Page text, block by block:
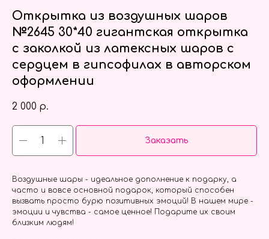
Открытка из воздушных шаров
№2645 30*40 гигантская открытка
с заколкой из латексных шаров с
сердцем в гипсофилах в авторском
оформлении
2 000 р.
Заказать
Воздушные шары - идеальное дополнение к подарку, а
часто и вовсе основной подарок, который способен
вызвать просто бурю позитивных эмоций! В нашем мире -
эмоции и чувства - самое ценное! Подарите их своим
близким людям!